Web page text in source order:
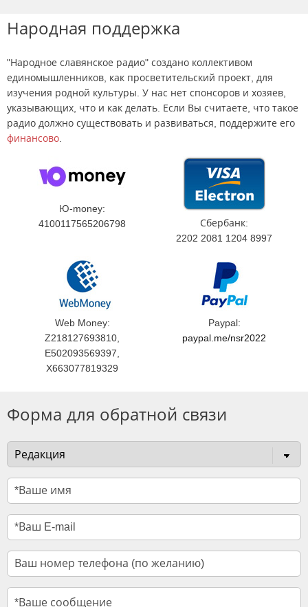
Народная поддержка
"Народное славянское радио" создано коллективом
единомышленников, как просветительский проект, для
изучения родной культуры. У нас нет спонсоров и хозяев,
указывающих, что и как делать. Если Вы считаете, что такое
радио должно существовать и развиваться, поддержите его
финансово
Ю-money:
4100117565206798
Сбербанк:
2202 2081 1204 8997
Web Money:
Z218127693810,
E502093569397,
X663077819329
Paypal:
paypal.me/nsr2022
Форма для обратной связи